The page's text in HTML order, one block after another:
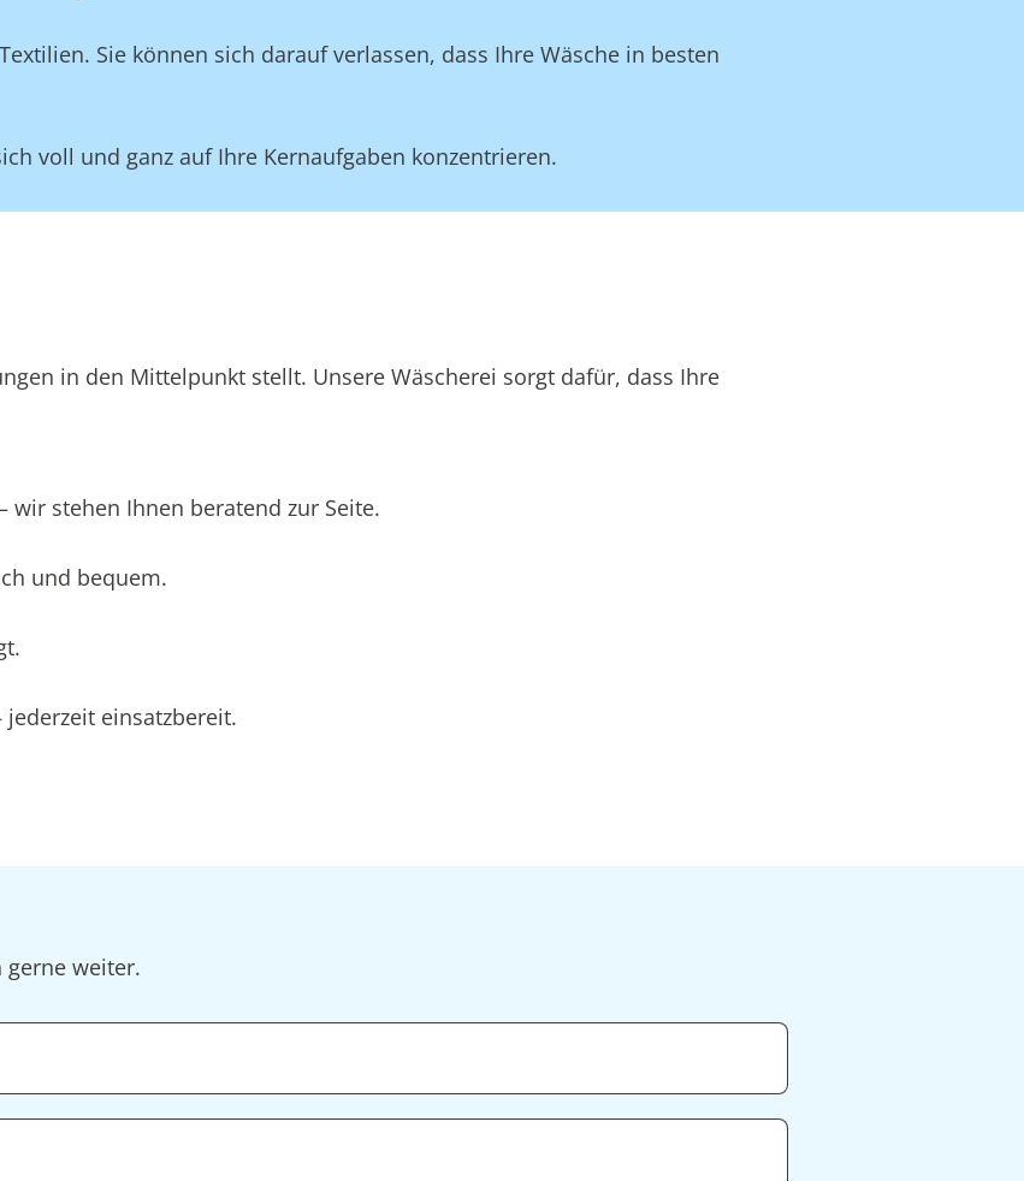
Sie können sich darauf verlassen, dass Ihre Wäsche in besten
voll und ganz auf Ihre Kernaufgaben konzentrieren.
in den Mittelpunkt stellt. Unsere Wäscherei sorgt dafür, dass Ihre
stehen Ihnen beratend zur Seite.
und bequem.
einsatzbereit.
gerne weiter.